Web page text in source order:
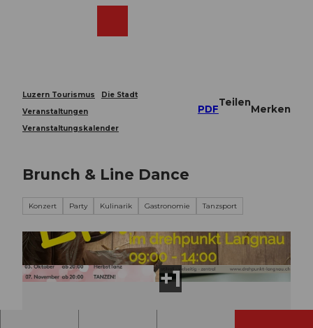
Luzern Tourismus
Die Stadt
Veranstaltungen
Veranstaltungskalender
PDF
Teilen
Merken
Brunch & Line Dance
Konzert Party Kulinarik Gastronomie Tanzsport